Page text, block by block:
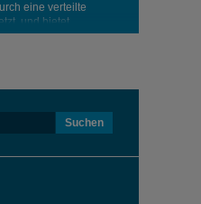
eine verteilte
und bietet
von Vorteilen. Ein